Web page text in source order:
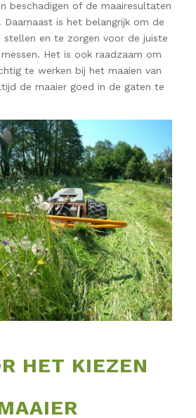
beschadigen of de maairesultaten
Daarnaast is het belangrijk om de
en te zorgen voor de juiste
Het is ook raadzaam om
te werken bij het maaien van
de maaier goed in de gaten te
HET KIEZEN